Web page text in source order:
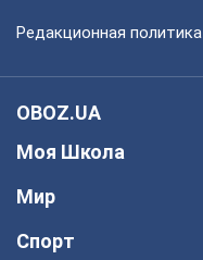
Редакционная политика
OBOZ.UA
Моя Школа
Мир
Спорт